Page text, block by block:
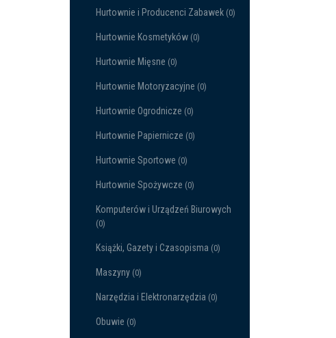
Hurtownie i Producenci Zabawek (0)
Hurtownie Kosmetyków (0)
Hurtownie Mięsne (0)
Hurtownie Motoryzacyjne (0)
Hurtownie Ogrodnicze (0)
Hurtownie Papiernicze (0)
Hurtownie Sportowe (0)
Hurtownie Spożywcze (0)
Komputerów i Urządzeń Biurowych
(0)
Książki, Gazety i Czasopisma (0)
Maszyny (0)
Narzędzia i Elektronarzędzia (0)
Obuwie (0)